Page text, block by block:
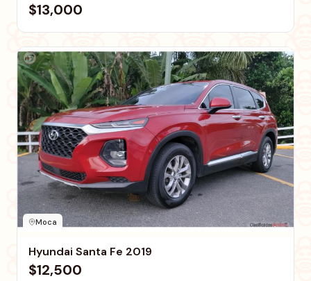
$13,000
Moca
Hyundai Santa Fe 2019
$12,500